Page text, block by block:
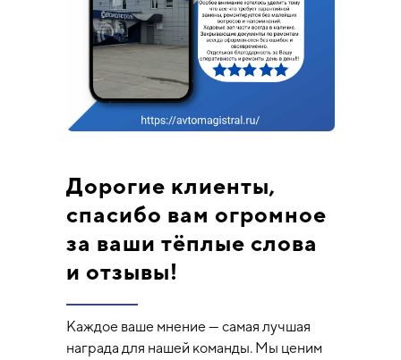
Дорогие клиенты,
спасибо вам огромное
за ваши тёплые слова
и отзывы!
Каждое ваше мнение — самая лучшая
награда для нашей команды. Мы ценим